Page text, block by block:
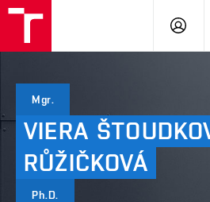
Mgr.
VIERA
RŮŽIČKOVÁ
Ph.D.